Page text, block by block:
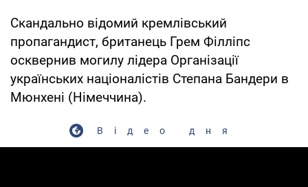
Скандально відомий кремлівський
пропагандист, британець Грем Філліпс
осквернив могилу лідера Організації
українських націоналістів Степана Бандери в
Мюнхені (Німеччина).
Відео дня